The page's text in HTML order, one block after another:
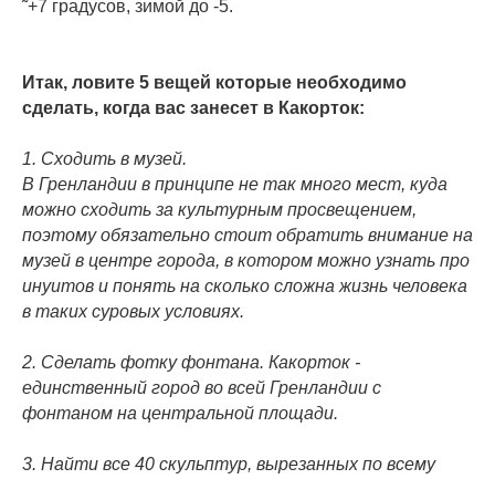
˜+7 градусов, зимой до -5.
Итак, ловите 5 вещей которые необходимо
сделать, когда вас занесет в Какорток:
1. Сходить в музей.
В Гренландии в принципе не так много мест, куда
можно сходить за культурным просвещением,
поэтому обязательно стоит обратить внимание на
музей в центре города, в котором можно узнать про
инуитов и понять на сколько сложна жизнь человека
в таких суровых условиях.
2. Сделать фотку фонтана. Какорток -
единственный город во всей Гренландии с
фонтаном на центральной площади.
3. Найти все 40 скульптур, вырезанных по всему